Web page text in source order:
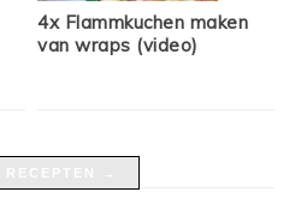
4x Flammkuchen maken
van wraps (video)